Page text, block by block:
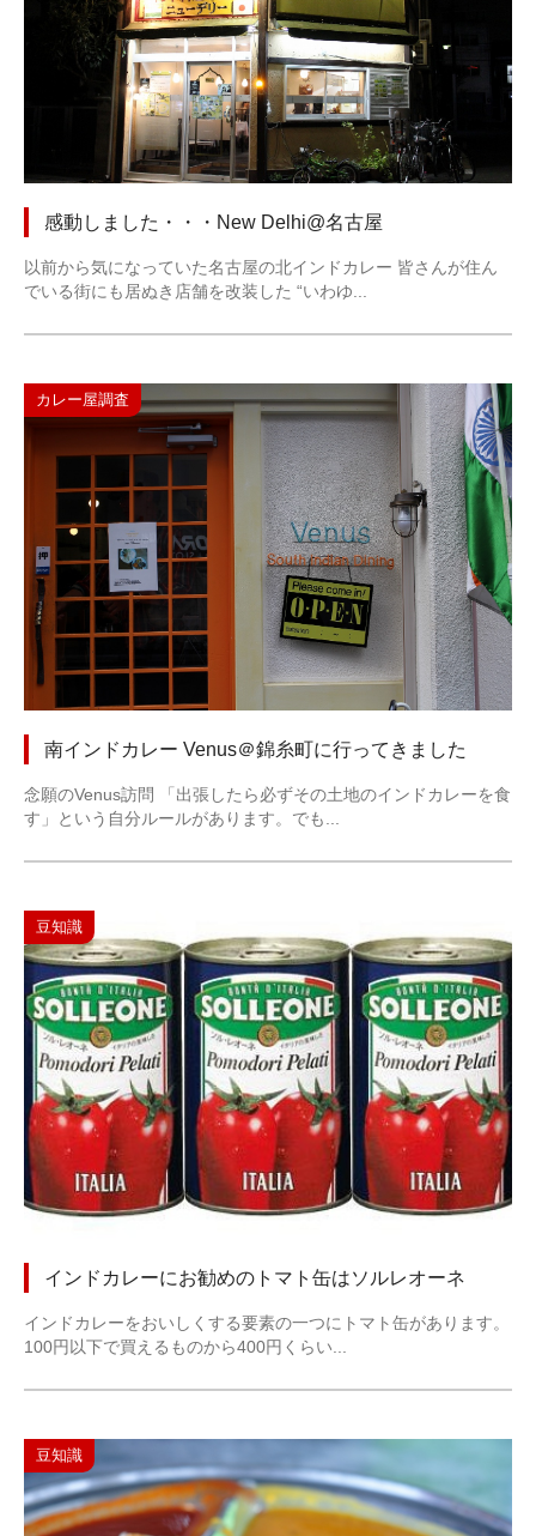
感動しました・・・New Delhi@名古屋
以前から気になっていた名古屋の北インドカレー 皆さんが住ん
でいる街にも居ぬき店舗を改装した “いわゆ...
カレー屋調査
南インドカレー Venus＠錦糸町に行ってきました
念願のVenus訪問 「出張したら必ずその土地のインドカレーを食
す」という自分ルールがあります。でも...
豆知識
インドカレーにお勧めのトマト缶はソルレオーネ
インドカレーをおいしくする要素の一つにトマト缶があります。
100円以下で買えるものから400円くらい...
豆知識